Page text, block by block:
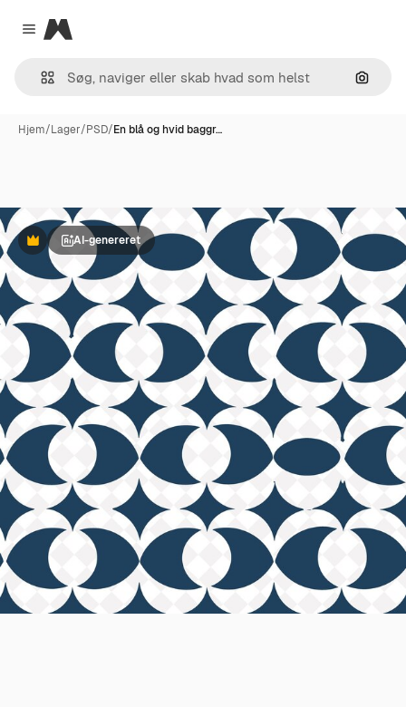
Close menu
Magnific
Søg
Hjem/Lager/PSD/En blå og hvid baggr…
PræmieAI-genereret